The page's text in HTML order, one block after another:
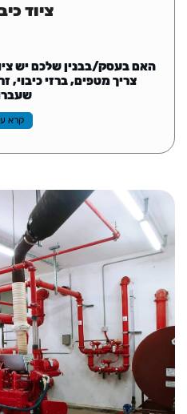
ציוד
האם בעסק/בבנין שלכם יש
צריך מטפים, ברזי כיבוי,
קרא